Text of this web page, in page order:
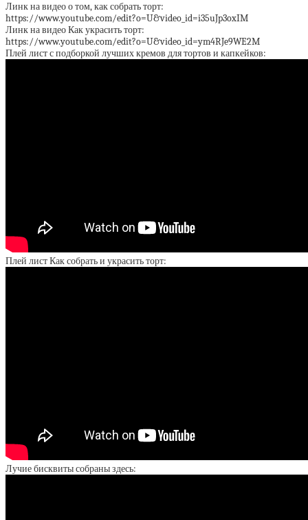
Линк на видео о том, как собрать торт:
https://www.youtube.com/edit?o=U&video_id=i35uJp3oxIM
Линк на видео Как украсить торт:
https://www.youtube.com/edit?o=U&video_id=ym4RJe9WE2M
Плей лист с подборкой лучших кремов для тортов и капкейков:
Плей лист Как собрать и украсить торт:
Лучие бисквиты собраны здесь: